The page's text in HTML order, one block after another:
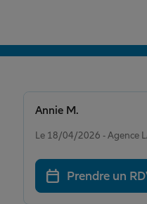
Le 18/04/2026 - Agence
Annie M.
Prendre un